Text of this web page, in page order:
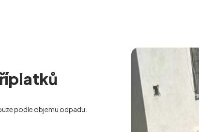
podle objemu odpadu.